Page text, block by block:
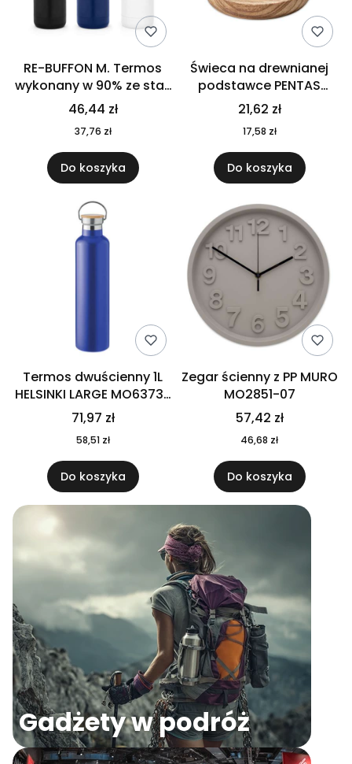
RE-BUFFON M. Termos
wykonany w 90% ze stali
nierdzewnej
pochodzącej z
recyklingu 520 ml 94294
46,44 zł
37,76 zł
Do koszyka
Świeca na drewnianej
podstawce PENTAS
MO6282-40
21,62 zł
17,58 zł
Do koszyka
Termos dwuścienny 1L
HELSINKI LARGE MO6373-
04
71,97 zł
58,51 zł
Do koszyka
Zegar ścienny z PP MURO
MO2851-07
57,42 zł
46,68 zł
Do koszyka
Gadżety w podróż